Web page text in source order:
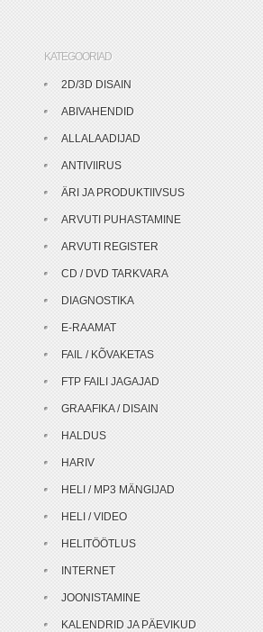
KATEGOORIAD
2D/3D DISAIN
ABIVAHENDID
ALLALAADIJAD
ANTIVIIRUS
ÄRI JA PRODUKTIIVSUS
ARVUTI PUHASTAMINE
ARVUTI REGISTER
CD / DVD TARKVARA
DIAGNOSTIKA
E-RAAMAT
FAIL / KÕVAKETAS
FTP FAILI JAGAJAD
GRAAFIKA / DISAIN
HALDUS
HARIV
HELI / MP3 MÄNGIJAD
HELI / VIDEO
HELITÖÖTLUS
INTERNET
JOONISTAMINE
KALENDRID JA PÄEVIKUD